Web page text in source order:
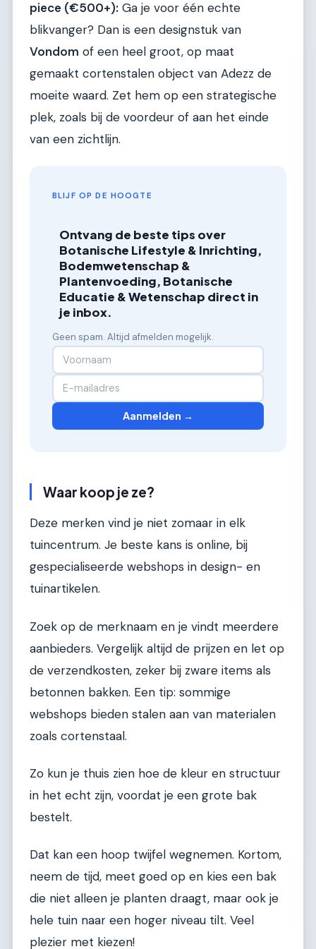
piece (€500+): Ga je voor één echte
blikvanger? Dan is een designstuk van
Vondom of een heel groot, op maat
gemaakt cortenstalen object van Adezz de
moeite waard. Zet hem op een strategische
plek, zoals bij de voordeur of aan het einde
van een zichtlijn.
BLIJF OP DE HOOGTE
Ontvang de beste tips over
Botanische Lifestyle & Inrichting,
Bodemwetenschap &
Plantenvoeding, Botanische
Educatie & Wetenschap direct in
je inbox.
Geen spam. Altijd afmelden mogelijk.
Aanmelden →
Waar koop je ze?
Deze merken vind je niet zomaar in elk
tuincentrum. Je beste kans is online, bij
gespecialiseerde webshops in design- en
tuinartikelen.
Zoek op de merknaam en je vindt meerdere
aanbieders. Vergelijk altijd de prijzen en let op
de verzendkosten, zeker bij zware items als
betonnen bakken. Een tip: sommige
webshops bieden stalen aan van materialen
zoals cortenstaal.
Zo kun je thuis zien hoe de kleur en structuur
in het echt zijn, voordat je een grote bak
bestelt.
Dat kan een hoop twijfel wegnemen. Kortom,
neem de tijd, meet goed op en kies een bak
die niet alleen je planten draagt, maar ook je
hele tuin naar een hoger niveau tilt. Veel
plezier met kiezen!